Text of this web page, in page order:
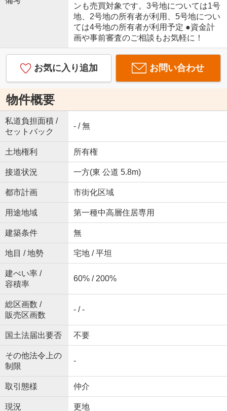
ンも売買対象です。3号地については1号
地、2号地の所有者が利用、5号地につい
ては4号地の所有者が利用予定 ●資金計
画や事前審査のご相談もお気軽に！
お気に入り追加 お問い合わせ
物件概要
私道負担面積 /
セットバック
- / 無
土地権利 所有権
接道状況 一方(東 公道 5.8m)
都市計画 市街化区域
用途地域 第一種中高層住居専用
建築条件 無
地目 / 地勢 宅地 / 平坦
建ぺい率 /
容積率
60% / 200%
総区画数 /
販売区画数
- / -
国土法届出要否 不要
その他法令上の
制限
-
取引態様 仲介
現況 更地